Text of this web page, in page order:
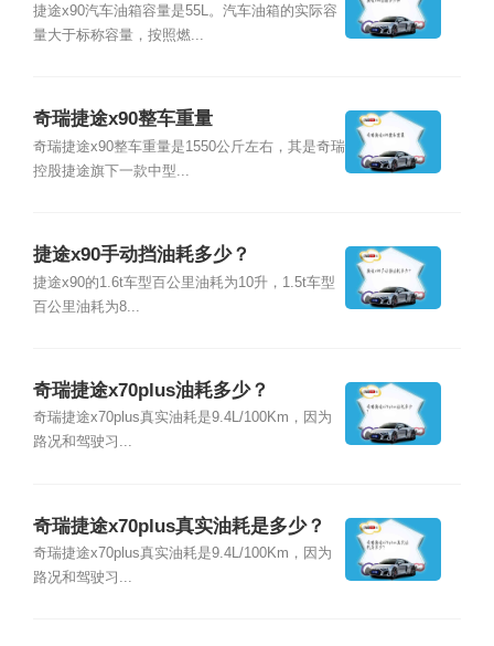
捷途x90汽车油箱容量是55L。汽车油箱的实际容
量大于标称容量，按照燃...
奇瑞捷途x90整车重量
奇瑞捷途x90整车重量是1550公斤左右，其是奇瑞
控股捷途旗下一款中型...
捷途x90手动挡油耗多少？
捷途x90的1.6t车型百公里油耗为10升，1.5t车型
百公里油耗为8...
奇瑞捷途x70plus油耗多少？
奇瑞捷途x70plus真实油耗是9.4L/100Km，因为
路况和驾驶习...
奇瑞捷途x70plus真实油耗是多少？
奇瑞捷途x70plus真实油耗是9.4L/100Km，因为
路况和驾驶习...